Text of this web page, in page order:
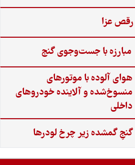
رقص عزا
مبارزه با جست‌وجوی گنج‌
هوای آلوده با موتورهای
منسوخ‌شده و آلاینده خودروهای
داخلی
گنجِ گمشده زیر چرخ لودرها